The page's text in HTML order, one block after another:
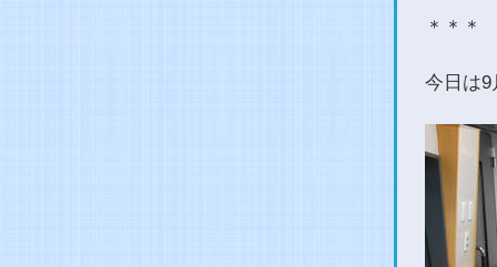
＊＊＊
今日は9